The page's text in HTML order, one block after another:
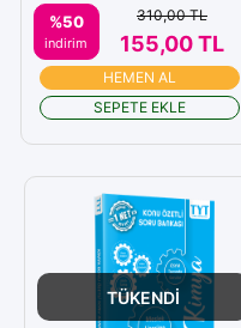
%50
indirim
310,00 TL
155,00 TL
HEMEN AL
SEPETE EKLE
TÜKENDİ